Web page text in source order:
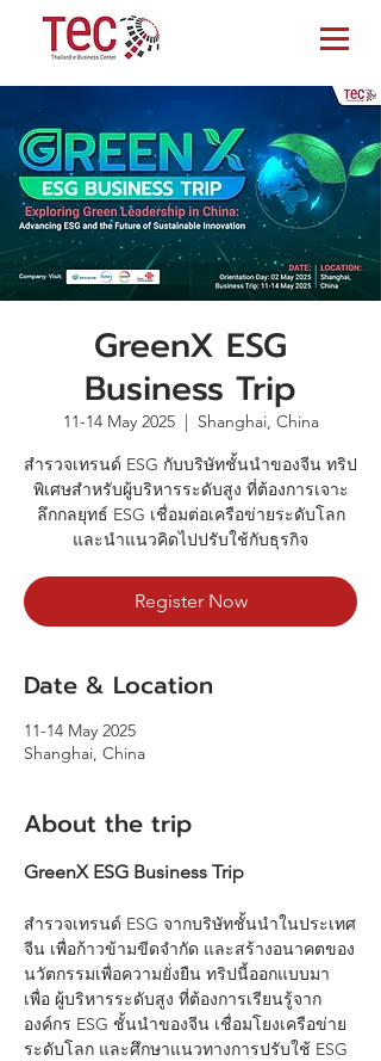
GreenX ESG
Business Trip
11-14 May 2025
  |
Shanghai, China
สำรวจเทรนด์ ESG กับบริษัทชั้นนำของจีน ทริป
พิเศษสำหรับผู้บริหารระดับสูง ที่ต้องการเจาะ
ลึกกลยุทธ์ ESG เชื่อมต่อเครือข่ายระดับโลก
และนำแนวคิดไปปรับใช้กับธุรกิจ
Register Now
Date & Location
11-14 May 2025
Shanghai, China
About the trip
GreenX ESG Business Trip
สำรวจเทรนด์ ESG จากบริษัทชั้นนำในประเทศ
จีน เพื่อก้าวข้ามขีดจำกัด และสร้างอนาคตของ
นวัตกรรมเพื่อความยั่งยืน ทริปนี้ออกแบบมา
เพื่อ ผู้บริหารระดับสูง ที่ต้องการเรียนรู้จาก
องค์กร ESG ชั้นนำของจีน เชื่อมโยงเครือข่าย
ระดับโลก และศึกษาแนวทางการปรับใช้ ESG